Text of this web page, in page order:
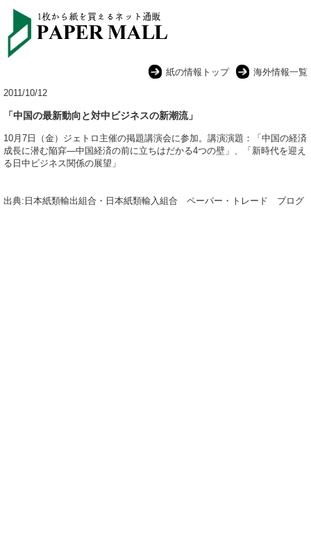
紙の情報トップ
海外情報一覧
2011/10/12
「中国の最新動向と対中ビジネスの新潮流」
10月7日（金）ジェトロ主催の掲題講演会に参加。講演演題：「中国の経済
成長に潜む陥穽―中国経済の前に立ちはだかる4つの壁」、「新時代を迎え
る日中ビジネス関係の展望」
出典:日本紙類輸出組合・日本紙類輸入組合 ペーパー・トレード ブログ